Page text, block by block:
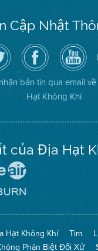
Cập Nhật
Hạt
Không
Truy
cập
Trang
Facebook
của
Địa
Hạt
Kênh
của
Địa
Hạt
Không
Khí
nhận bản tin qua email
Hạt Không Khí
của Địa Hạt
The
(Bảo
Toàn
Mạng
No
Burn
Hạt Không Khí Tìm
Phân Biệt Đối Xử